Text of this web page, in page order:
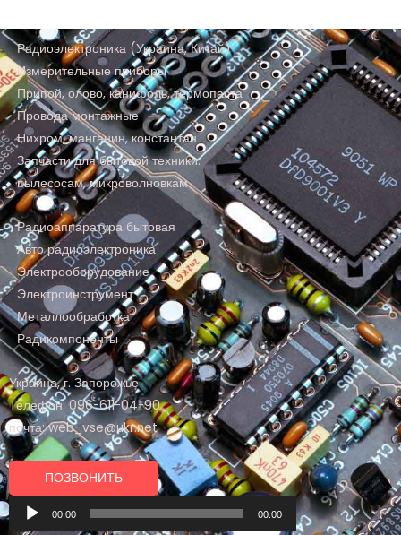
Радиоэлектроника (Украина, Китай)
Измерительные приборы
Припой, олово, канифоль, термопаста
Провода монтажные
Нихром, манганин, константан
Запчасти для бытовой техники:
пылесосам, микроволновкам
Радиоаппаратура бытовая
Авто радиоэлектроника
Электрооборудование
Электроинструмент
Металлообработка
Радикомпоненты
Украина, г. Запорожье
Телефон: 096-611-04-90
почта: web_vse@ukr.net
ПОЗВОНИТЬ
Аудиоплеер
00:00 00:00